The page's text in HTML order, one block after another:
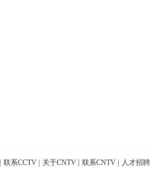
联系CCTV 关于CNTV 联系CNTV 人才招聘